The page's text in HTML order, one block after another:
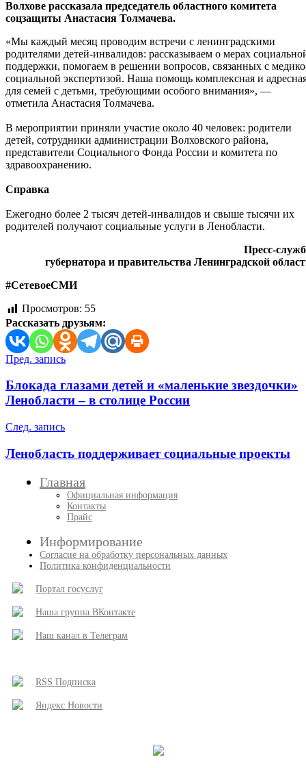
Волхове рассказала председатель областного комитета
соцзащиты Анастасия Толмачева.
«Мы каждый месяц проводим встречи с ленинградскими
родителями детей-инвалидов: рассказываем о мерах
поддержки, помогаем в решении вопросов, связанных с
социальной экспертизой. Наша помощь комплексная и
для семей с детьми, требующими особого внимания», —
отметила Анастасия Толмачева.
В мероприятии приняли участие около 40 человек: родители
детей, сотрудники администрации Волховского района,
представители Социального Фонда России и комитета по
здравоохранению.
Справка
Ежегодно более 2 тысяч детей-инвалидов и свыше тысячи их
родителей получают социальные услуги в Ленобласти.
Пресс-
губернатора и правительства Ленинградской
#СетевоеСМИ
Просмотров: 55
Рассказать друзьям:
Навигация
по
записям
Пред. запись
Блокада глазами детей и «маленькие звездочки»
Ленобласти – в столице России
След. запись
Ленобласть поддерживает социальные проекты
Главная
Официальная информация
Контакты
Прайс
Информирование
Согласие на обработку персональных данных
Политика конфиденциальности
Портал госуслуг
Наша группа ВКонтакте
Наш канал в Телеграм
RSS Подписка
Яндекс Новости